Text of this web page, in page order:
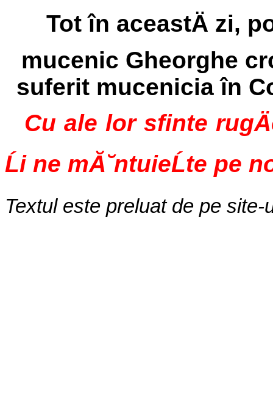
Tot în aceastÄ zi,
mucenic Gheorghe
suferit mucenicia în
Cu ale lor sfinte
Ĺi ne mĂ˘ntuieĹte pe
Textul este preluat de pe